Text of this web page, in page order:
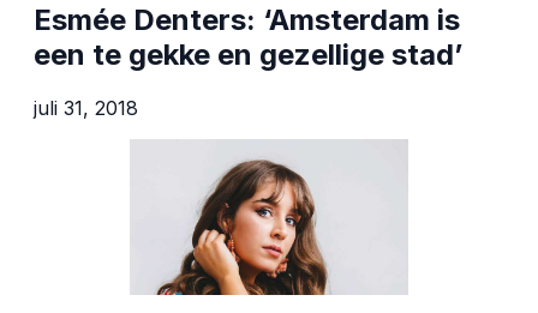
Esmée Denters: ‘Amsterdam is
een te gekke en gezellige stad’
juli 31, 2018